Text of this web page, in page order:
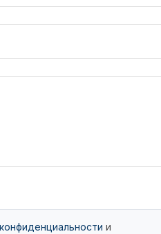
и